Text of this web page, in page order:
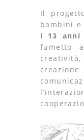
Il
bambini
i 13 anni
fumetto